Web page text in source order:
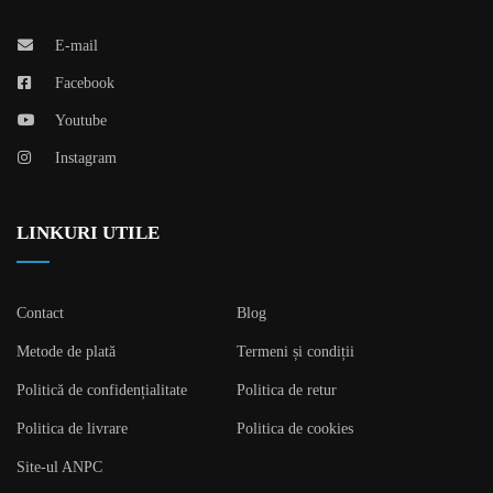
E-mail
Facebook
Youtube
Instagram
LINKURI UTILE
Contact Blog
Metode de plată Termeni și condiții
Politică de confidențialitate Politica de retur
Politica de livrare Politica de cookies
Site-ul ANPC